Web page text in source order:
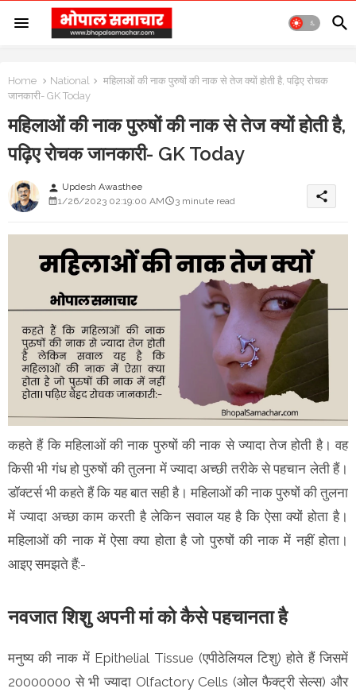
Home National
महिलाओं की नाक पुरुषों की नाक से तेज क्यों होती है, पढ़िए रोचक
जानकारी- GK Today
महिलाओं की नाक पुरुषों की नाक से तेज क्यों होती है,
पढ़िए रोचक जानकारी- GK Today
person Updesh Awasthee
1/26/2023 02:19:00 AM
3 minute read share
कहते हैं कि महिलाओं की नाक पुरुषों की नाक से ज्यादा तेज होती है। वह
किसी भी गंध हो पुरुषों की तुलना में ज्यादा अच्छी तरीके से पहचान लेती हैं।
डॉक्टर्स भी कहते हैं कि यह बात सही है। महिलाओं की नाक पुरुषों की तुलना
में ज्यादा अच्छा काम करती है लेकिन सवाल यह है कि ऐसा क्यों होता है।
महिलाओं की नाक में ऐसा क्या होता है जो पुरुषों की नाक में नहीं होता।
आइए समझते हैं:-
नवजात शिशु अपनी मां को कैसे पहचानता है
मनुष्य की नाक में Epithelial Tissue (एपीठेलियल टिशु) होते हैं जिसमें
20000000 से भी ज्यादा Olfactory Cells (ओल फैक्ट्री सेल्स) और